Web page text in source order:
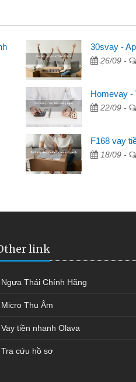
qua quảng cáo trên facebook.
tiền nhà, sinh nhật bạn bè, mà
gọn nên tôi quyết định vay
hàng không ai cho vay.
quyết việc riêng, trong 1-2 ngày
đã giúp tôi kịp thời và nhanh
30svay -
26/09 -
Homevay -
22/09 -
F168 vay
18/09 -
link
Ngựa Thái Chính Hãng
Micro Thu Âm
Vay tiền nhanh Olava
Tra cứu hồ sơ